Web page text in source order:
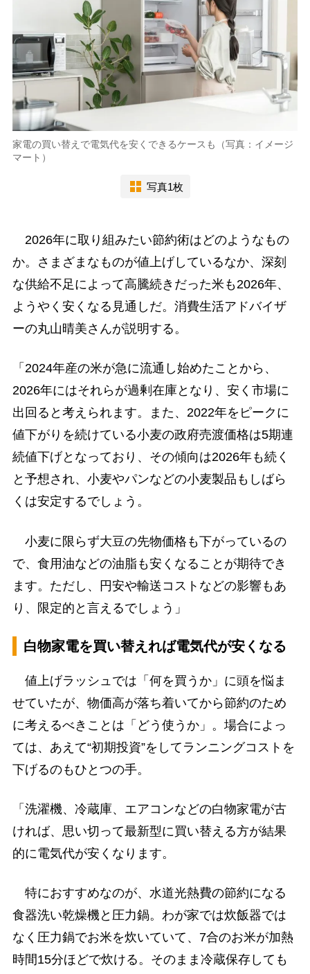
家電の買い替えで電気代を安くできるケースも（写真：イメージ
マート）
写真1枚
2026年に取り組みたい節約術はどのようなもの
か。さまざまなものが値上げしているなか、深刻
な供給不足によって高騰続きだった米も2026年、
ようやく安くなる見通しだ。消費生活アドバイザ
ーの丸山晴美さんが説明する。
「2024年産の米が急に流通し始めたことから、
2026年にはそれらが過剰在庫となり、安く市場に
出回ると考えられます。また、2022年をピークに
値下がりを続けている小麦の政府売渡価格は5期連
続値下げとなっており、その傾向は2026年も続く
と予想され、小麦やパンなどの小麦製品もしばら
くは安定するでしょう。
小麦に限らず大豆の先物価格も下がっているの
で、食用油などの油脂も安くなることが期待でき
ます。ただし、円安や輸送コストなどの影響もあ
り、限定的と言えるでしょう」
白物家電を買い替えれば電気代が安くなる
値上げラッシュでは「何を買うか」に頭を悩ま
せていたが、物価高が落ち着いてから節約のため
に考えるべきことは「どう使うか」。場合によっ
ては、あえて“初期投資”をしてランニングコストを
下げるのもひとつの手。
「洗濯機、冷蔵庫、エアコンなどの白物家電が古
ければ、思い切って最新型に買い替える方が結果
的に電気代が安くなります。
特におすすめなのが、水道光熱費の節約になる
食器洗い乾燥機と圧力鍋。わが家では炊飯器では
なく圧力鍋でお米を炊いていて、7合のお米が加熱
時間15分ほどで炊ける。そのまま冷蔵保存しても